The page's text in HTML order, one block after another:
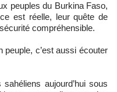
peuples du Burkina Faso,
est réelle, leur quête de
compréhensible.
c’est aussi écouter
aujourd’hui sous